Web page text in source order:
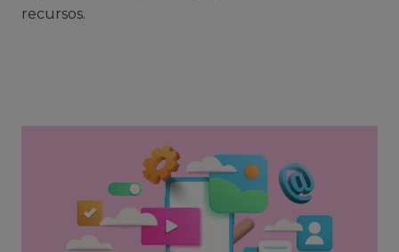
recursos.